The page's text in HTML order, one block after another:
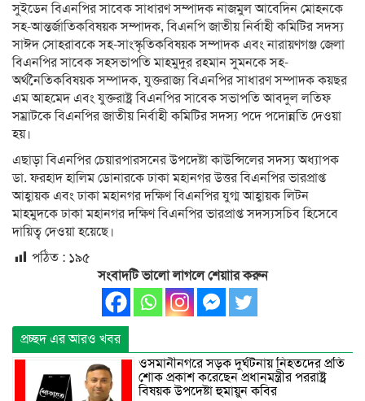
সুইডেন বিএনপির সাবেক সাধারণ সম্পাদক নাজমুল আবেদিন মোহনকে
সহ-আন্তর্জাতিকবিষয়ক সম্পাদক, বিএনপি জাতীয় নির্বাহী কমিটির সদস্য
সাঈদ সোহরাবকে সহ-সাংস্কৃতিকবিষয়ক সম্পাদক এবং নারায়ণগঞ্জ জেলা
বিএনপির সাবেক সহসভাপতি মাহমুদুর রহমান সুমনকে সহ-
অর্থনৈতিকবিষয়ক সম্পাদক, যুক্তরাজ্য বিএনপির সাধারণ সম্পাদক কয়ছর
এম আহমেদ এবং যুক্তরাষ্ট্র বিএনপির সাবেক সভাপতি আবদুল লতিফ
সম্রাটকে বিএনপির জাতীয় নির্বাহী কমিটির সদস্য পদে পদোন্নতি দেওয়া
হয়।
এছাড়া বিএনপির চেয়ারপারসনের উপদেষ্টা কাউন্সিলের সদস্য অধ্যাপক
ডা. ফরহাদ হালিম ডোনারকে ঢাকা মহানগর উত্তর বিএনপির ভারপ্রাপ্ত
আহ্বায়ক এবং ঢাকা মহানগর দক্ষিণ বিএনপির যুগ্ম আহ্বায়ক লিটন
মাহমুদকে ঢাকা মহানগর দক্ষিণ বিএনপির ভারপ্রাপ্ত সদস্যসচিব হিসেবে
দায়িত্ব দেওয়া হয়েছে।
পঠিত : ১৯৫
সংবাদটি ভালো লাগলে শেয়াার করুন
প্রচ্ছদ এর আরও খবর
ওসমানীনগরে সড়ক দুর্ঘটনায় নিহতদের প্রতি
শোক প্রকাশ করেছেন প্রধানমন্ত্রীর পররাষ্ট্র
বিষয়ক উপদেষ্টা হুমায়ুন কবির